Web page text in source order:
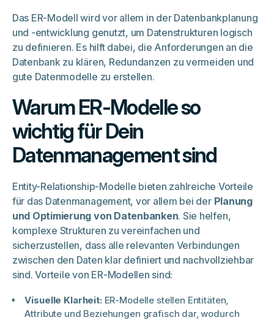
Das ER-Modell wird vor allem in der Datenbankplanung
und -entwicklung genutzt, um Datenstrukturen logisch
zu definieren. Es hilft dabei, die Anforderungen an die
Datenbank zu klären, Redundanzen zu vermeiden und
gute Datenmodelle zu erstellen.
Warum ER-Modelle so
wichtig für Dein
Datenmanagement sind
Entity-Relationship-Modelle bieten zahlreiche Vorteile
für das Datenmanagement, vor allem bei der Planung
und Optimierung von Datenbanken. Sie helfen,
komplexe Strukturen zu vereinfachen und
sicherzustellen, dass alle relevanten Verbindungen
zwischen den Daten klar definiert und nachvollziehbar
sind. Vorteile von ER-Modellen sind:
Visuelle Klarheit: ER-Modelle stellen Entitäten,
Attribute und Beziehungen grafisch dar, wodurch